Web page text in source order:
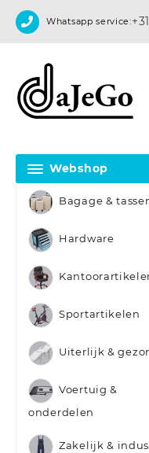
Whatsapp service:
Webshop
Bagage &
Hardware
Sportartikelen
Uiterlijk &
Voertuig &
onderdelen
Zakelijk &